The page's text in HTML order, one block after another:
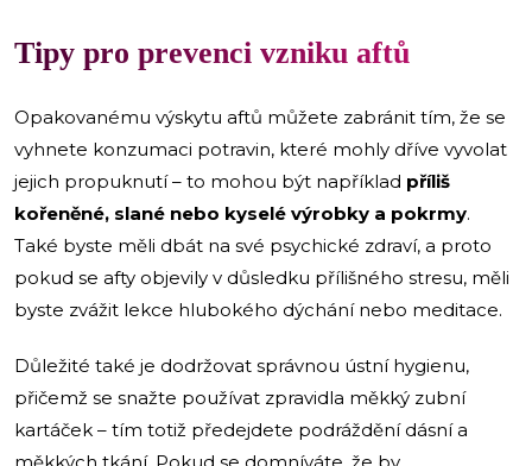
Tipy pro prevenci vzniku aftů
Opakovanému výskytu aftů můžete zabránit tím, že se
vyhnete konzumaci potravin, které mohly dříve vyvolat
jejich propuknutí – to mohou být například příliš
kořeněné, slané nebo kyselé výrobky a pokrmy.
Také byste měli dbát na své psychické zdraví, a proto
pokud se afty objevily v důsledku přílišného stresu, měli
byste zvážit lekce hlubokého dýchání nebo meditace.
Důležité také je dodržovat správnou ústní hygienu,
přičemž se snažte používat zpravidla měkký zubní
kartáček – tím totiž předejdete podráždění dásní a
měkkých tkání. Pokud se domníváte, že by